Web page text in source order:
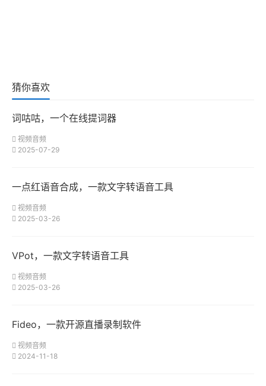
猜你喜欢
词咕咕，一个在线提词器
视频音频
2025-07-29
一点红语音合成，一款文字转语音工具
视频音频
2025-03-26
VPot，一款文字转语音工具
视频音频
2025-03-26
Fideo，一款开源直播录制软件
视频音频
2024-11-18